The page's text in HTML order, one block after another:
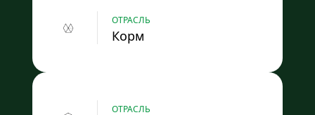
ОТРАСЛЬ
Корм
ОТРАСЛЬ